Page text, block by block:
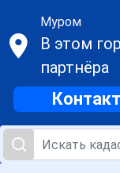
Муром
В этом
партнёра